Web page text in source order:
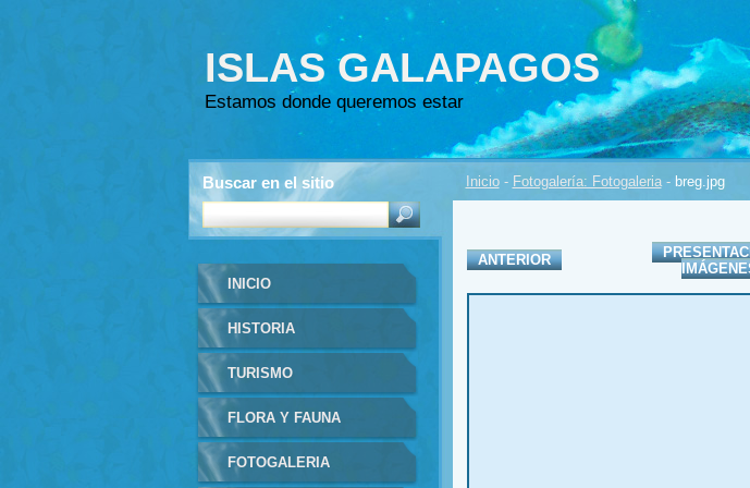
ISLAS GALAPAGOS
Estamos donde queremos estar
Inicio - Fotogalería: Fotogaleria - breg.jpg
ANTERIOR
INICIO
HISTORIA
TURISMO
FLORA Y FAUNA
FOTOGALERIA
Buscar en el sitio